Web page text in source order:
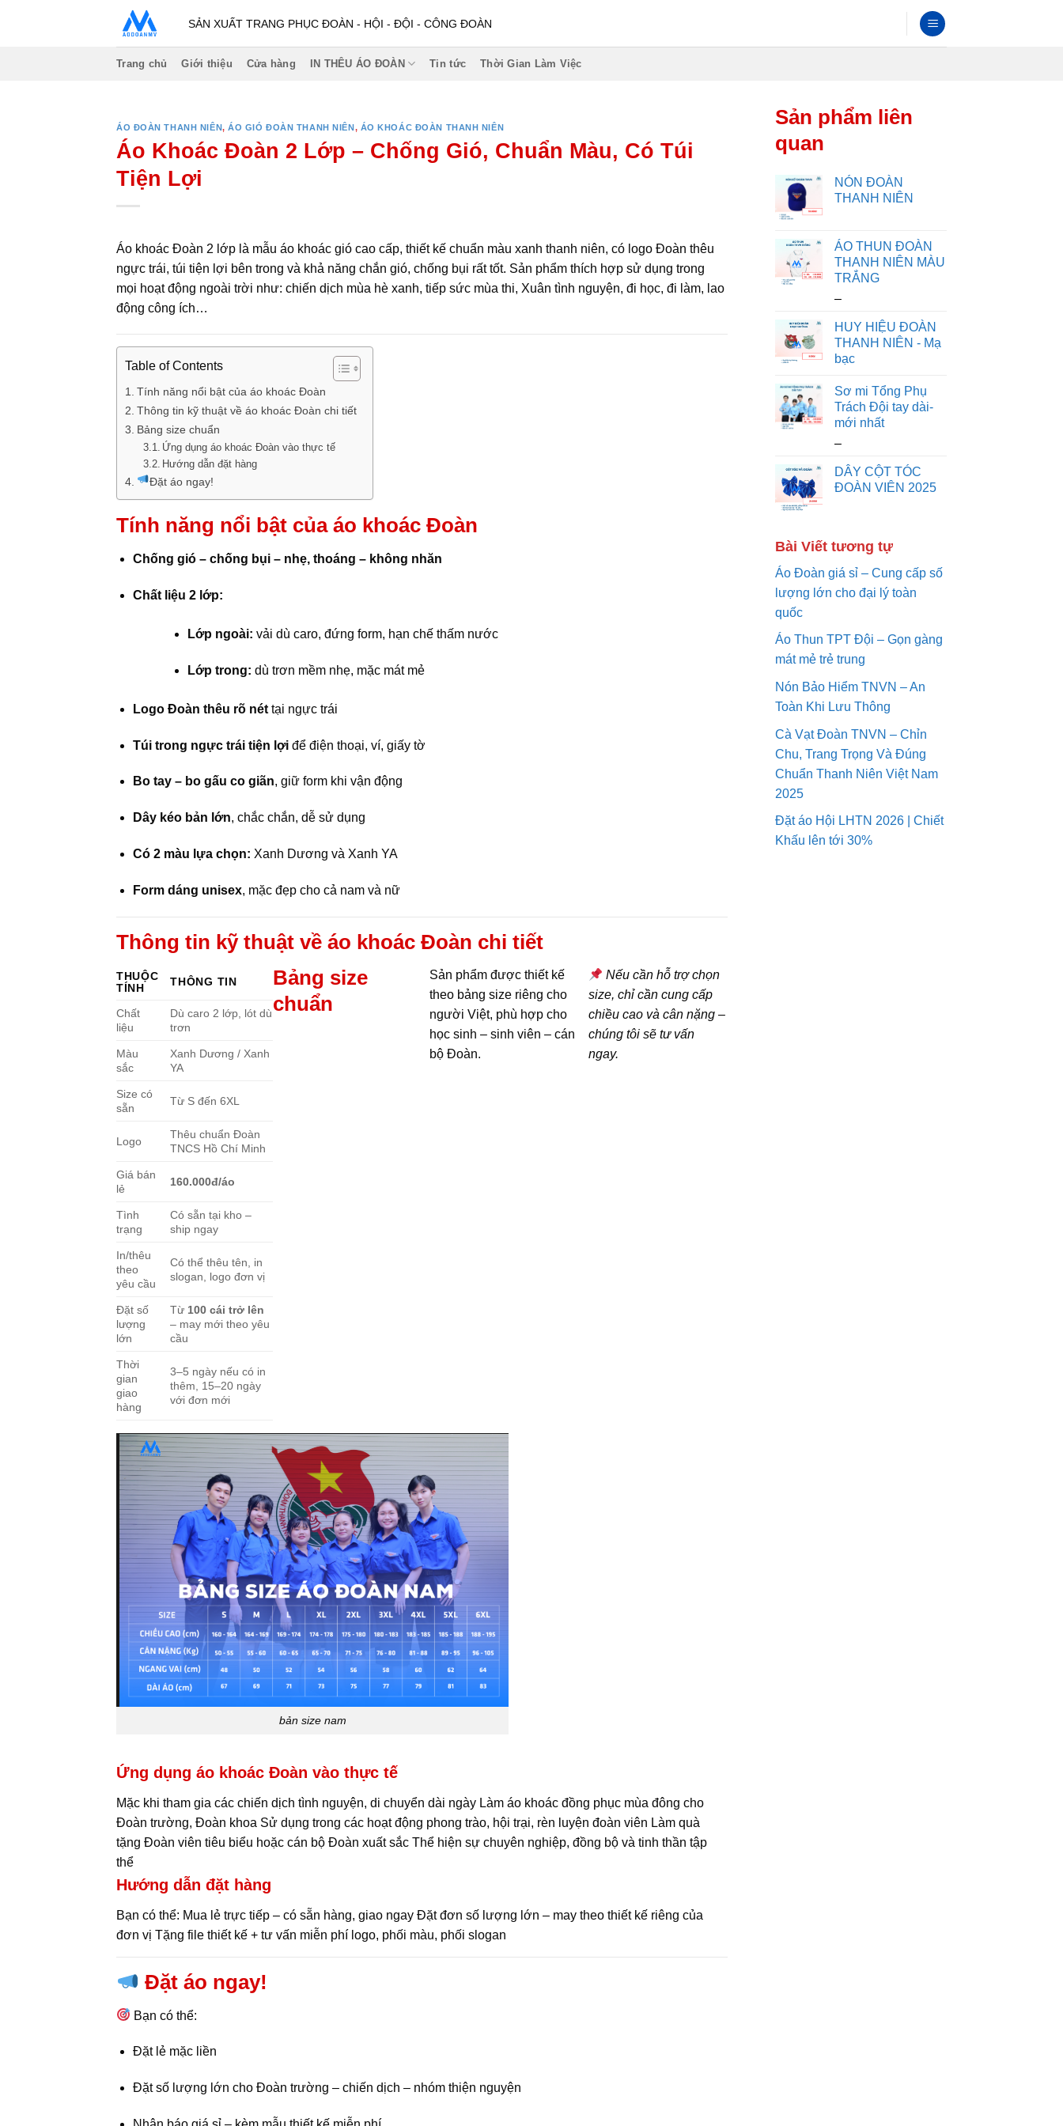
SẢN XUẤT TRANG PHỤC ĐOÀN - HỘI - ĐỘI - CÔNG ĐOÀN
Trang chủ Giới thiệu Cửa hàng IN THÊU ÁO ĐOÀN Tin tức Thời Gian Làm Việc
ÁO ĐOÀN THANH NIÊN,ÁO GIÓ ĐOÀN THANH NIÊN, ÁO KHOÁC ĐOÀN THANH NIÊN
Áo Khoác Đoàn 2 Lớp – Chống Gió, Chuẩn Màu, Có Túi
Tiện Lợi
Áo khoác Đoàn 2 lớp là mẫu áo khoác gió cao cấp, thiết kế chuẩn màu xanh thanh niên, có logo Đoàn thêu
ngực trái, túi tiện lợi bên trong và khả năng chắn gió, chống bụi rất tốt. Sản phẩm thích hợp sử dụng trong
mọi hoạt động ngoài trời như: chiến dịch mùa hè xanh, tiếp sức mùa thi, Xuân tình nguyện, đi học, đi làm, lao
động công ích…
Table of Contents
Tính năng nổi bật của áo khoác Đoàn
Thông tin kỹ thuật về áo khoác Đoàn chi tiết
Bảng size chuẩn
Ứng dụng áo khoác Đoàn vào thực tế
Hướng dẫn đặt hàng
Đặt áo ngay!
Tính năng nổi bật của áo khoác Đoàn
Chống gió – chống bụi – nhẹ, thoáng – không nhăn
Chất liệu 2 lớp:
Lớp ngoài: vải dù caro, đứng form, hạn chế thấm nước
Lớp trong: dù trơn mềm nhẹ, mặc mát mẻ
Logo Đoàn thêu rõ néttại ngực trái
Túi trong ngực trái tiện lợiđể điện thoại, ví, giấy tờ
Bo tay – bo gấu co giãn, giữ form khi vận động
Dây kéo bản lớn, chắc chắn, dễ sử dụng
Có 2 màu lựa chọn: Xanh Dương và Xanh YA
Form dáng unisex, mặc đẹp cho cả nam và nữ
Thông tin kỹ thuật về áo khoác Đoàn chi tiết
THUỘC
TÍNH
THÔNG TIN
Chất
liệu
Dù caro 2 lớp, lót dù
trơn
Màu
sắc
Xanh Dương / Xanh
YA
Size có
sẵn
Từ S đến 6XL
Logo
Thêu chuẩn Đoàn
TNCS Hồ Chí Minh
Giá bán
lẻ
160.000đ/áo
Tình
trạng
Có sẵn tại kho –
ship ngay
In/thêu
theo
yêu cầu
Có thể thêu tên, in
slogan, logo đơn vị
Đặt số
lượng
lớn
Từ 100 cái trở lên
– may mới theo yêu
cầu
Thời
gian
giao
hàng
3–5 ngày nếu có in
thêm, 15–20 ngày
với đơn mới
Bảng size
chuẩn
Sản phẩm được thiết kế
theo bảng size riêng cho
người Việt, phù hợp cho
học sinh – sinh viên – cán
bộ Đoàn.
Nếu cần hỗ trợ chọn
size, chỉ cần cung cấp
chiều cao và cân nặng –
chúng tôi sẽ tư vấn
ngay.
bản size nam
Ứng dụng áo khoác Đoàn vào thực tế
Mặc khi tham gia các chiến dịch tình nguyện, di chuyển dài ngày Làm áo khoác đồng phục mùa đông cho
Đoàn trường, Đoàn khoa Sử dụng trong các hoạt động phong trào, hội trại, rèn luyện đoàn viên Làm quà
tặng Đoàn viên tiêu biểu hoặc cán bộ Đoàn xuất sắc Thể hiện sự chuyên nghiệp, đồng bộ và tinh thần tập
thể
Hướng dẫn đặt hàng
Bạn có thể: Mua lẻ trực tiếp – có sẵn hàng, giao ngay Đặt đơn số lượng lớn – may theo thiết kế riêng của
đơn vị Tặng file thiết kế + tư vấn miễn phí logo, phối màu, phối slogan
Đặt áo ngay!
Bạn có thể:
Đặt lẻ mặc liền
Đặt số lượng lớn cho Đoàn trường – chiến dịch – nhóm thiện nguyện
Sản phẩm liên
quan
NÓN ĐOÀN
THANH NIÊN
ÁO THUN ĐOÀN
THANH NIÊN MÀU
TRẮNG
–K
o
ả
n
g
i
á
:
t
ừ
,
0
0
đ
ế
n
5
0
,
0
0
₫
HUY HIỆU ĐOÀN
THANH NIÊN - Mạ
bạc
Sơ mi Tổng Phụ
Trách Đội tay dài-
mới nhất
–K
o
ả
g
á
:
1
3
,
0
0
₫
n
1
DÂY CỘT TÓC
ĐOÀN VIÊN 2025
Bài Viết tương tự
Áo Đoàn giá sỉ – Cung cấp số
lượng lớn cho đại lý toàn
quốc
Áo Thun TPT Đội – Gọn gàng
mát mẻ trẻ trung
Nón Bảo Hiểm TNVN – An
Toàn Khi Lưu Thông
Cà Vạt Đoàn TNVN – Chỉn
Chu, Trang Trọng Và Đúng
Chuẩn Thanh Niên Việt Nam
2025
Đặt áo Hội LHTN 2026 | Chiết
Khấu lên tới 30%